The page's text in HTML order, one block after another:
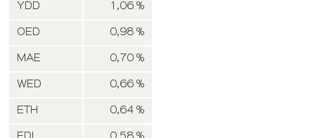
YDD 1,06 %
OED 0,98 %
MAE 0,70 %
WED 0,66 %
ETH 0,64 %